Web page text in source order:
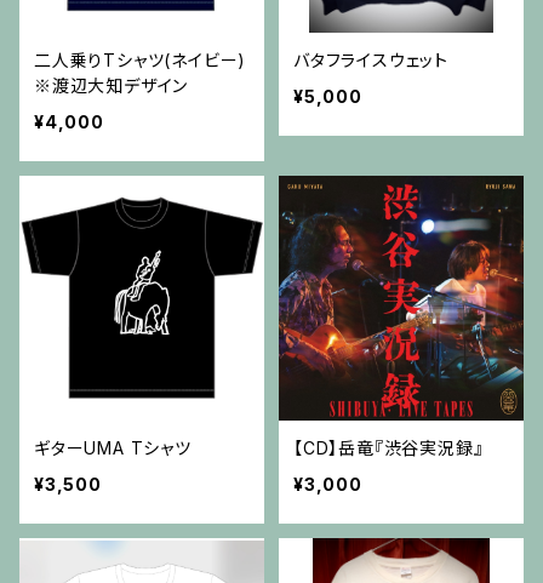
二人乗りTシャツ(ネイビー)
※渡辺大知デザイン
¥4,000
バタフライスウェット
¥5,000
ギターUMA Tシャツ
¥3,500
【CD】岳竜『渋谷実況録』
¥3,000